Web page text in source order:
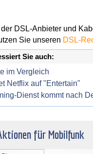
DSL-Anbieter und
Sie unseren DSL-
Sie auch:
im Vergleich
Netflix auf "Entertain"
Dienst kommt nach
für Mobilfunk